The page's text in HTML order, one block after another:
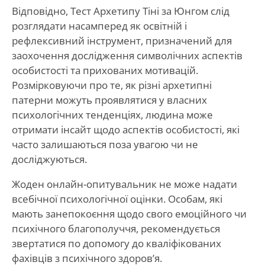
Відповідно, Тест Архетипу Тіні за Юнгом слід
розглядати насамперед як освітній і
рефлексивний інструмент, призначений для
заохочення дослідження символічних аспектів
особистості та прихованих мотивацій.
Розмірковуючи про те, як різні архетипні
патерни можуть проявлятися у власних
психологічних тенденціях, людина може
отримати інсайт щодо аспектів особистості, які
часто залишаються поза увагою чи не
досліджуються.
Жоден онлайн-опитувальник не може надати
всебічної психологічної оцінки. Особам, які
мають занепокоєння щодо свого емоційного чи
психічного благополуччя, рекомендується
звертатися по допомогу до кваліфікованих
фахівців з психічного здоров’я.